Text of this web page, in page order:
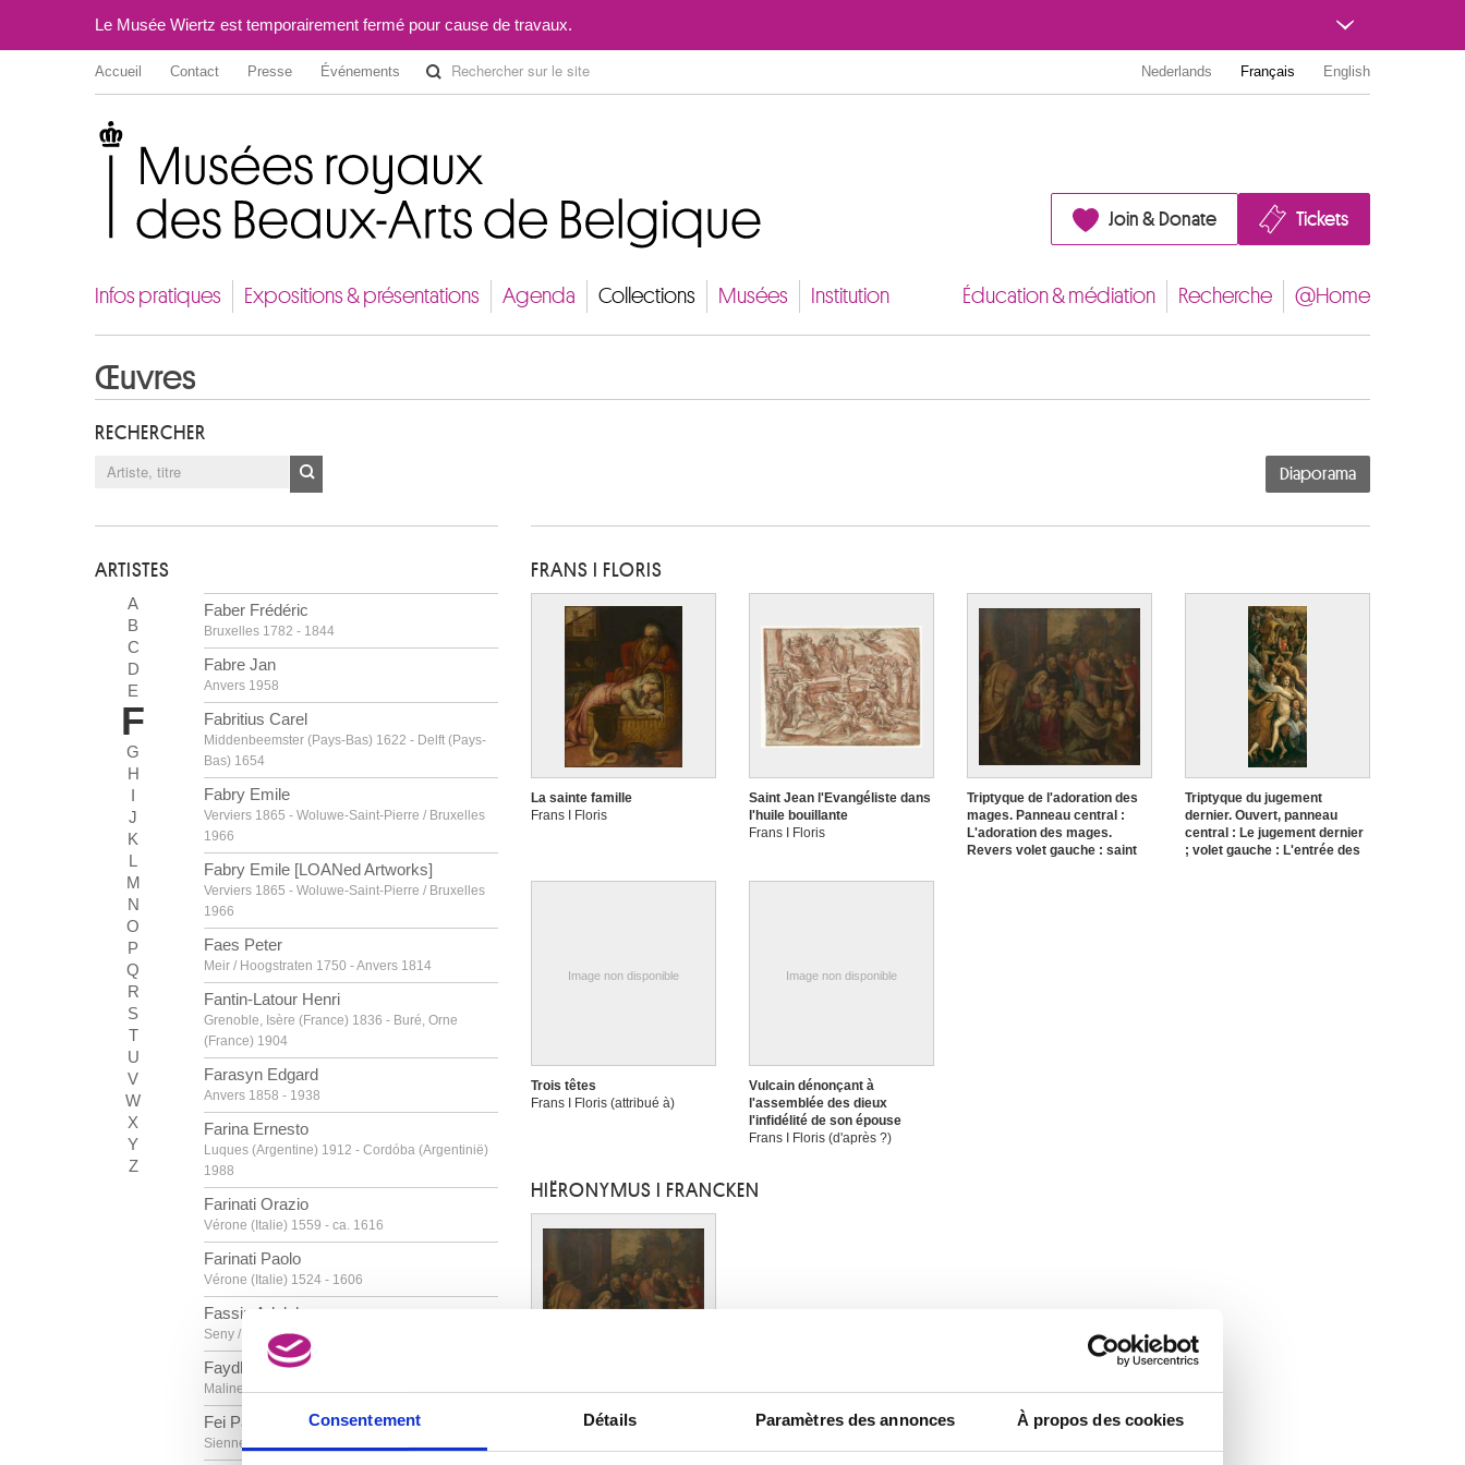
Consentement Détails Paramètres des annonces À propos des cookies
Le Musée Wiertz est temporairement fermé pour cause de travaux.
Accueil Contact Presse Événements Nederlands Français English
Join & Donate Tickets
Infos pratiques Expositions & présentations Agenda Collections Musées Institution Éducation & médiation Recherche @Home
Œuvres
RECHERCHER
ARTISTES
A
B
C
D
E
F
G
H
I
J
K
L
M
N
O
P
Q
R
S
T
U
V
W
X
Y
Z
Faber Frédéric
Bruxelles 1782 - 1844
Fabre Jan
Anvers 1958
Fabritius Carel
Middenbeemster (Pays-Bas) 1622 - Delft (Pays-
Bas) 1654
Fabry Emile
Verviers 1865 - Woluwe-Saint-Pierre / Bruxelles
1966
Fabry Emile [LOANed Artworks]
Verviers 1865 - Woluwe-Saint-Pierre / Bruxelles
1966
Faes Peter
Meir / Hoogstraten 1750 - Anvers 1814
Fantin-Latour Henri
Grenoble, Isère (France) 1836 - Buré, Orne
(France) 1904
Farasyn Edgard
Anvers 1858 - 1938
Farina Ernesto
Luques (Argentine) 1912 - Cordóba (Argentinië)
1988
Farinati Orazio
Vérone (Italie) 1559 - ca. 1616
Farinati Paolo
Vérone (Italie) 1524 - 1606
Fassin Adolphe
Seny / Liège 1828 - Bruxelles 1900
Faydherbe Lucas
Malines 1617 - 1697
Fei Paolo di Giovanni
Sienne (Italie) vers 1340 - 1411
Diaporama
FRANS I FLORIS
La sainte famille
Frans I Floris
Saint Jean l'Evangéliste dans
l'huile bouillante
Frans I Floris
Triptyque de l'adoration des
mages. Panneau central :
L'adoration des mages.
Revers volet gauche : saint
Triptyque du jugement
dernier. Ouvert, panneau
central : Le jugement dernier
; volet gauche : L'entrée des
Image non disponible
Trois têtes
Frans I Floris (attribué à)
Image non disponible
Vulcain dénonçant à
l'assemblée des dieux
l'infidélité de son épouse
Frans I Floris (d'après ?)
HIËRONYMUS I FRANCKEN
Triptyque de l'adoration des
L'adoration des mages.